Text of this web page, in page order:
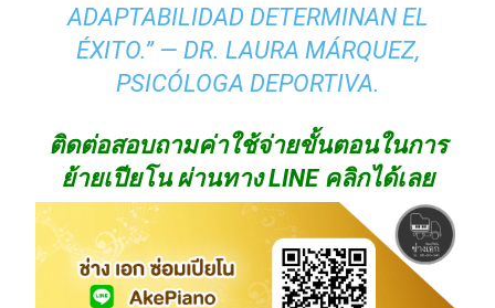
ADAPTABILIDAD DETERMINAN EL
ÉXITO.” — DR. LAURA MÁRQUEZ,
PSICÓLOGA DEPORTIVA.
ติดต่อสอบถามค่าใช้จ่ายขั้นตอนในการ
ย้ายเปียโน ผ่านทาง LINE คลิกได้เลย